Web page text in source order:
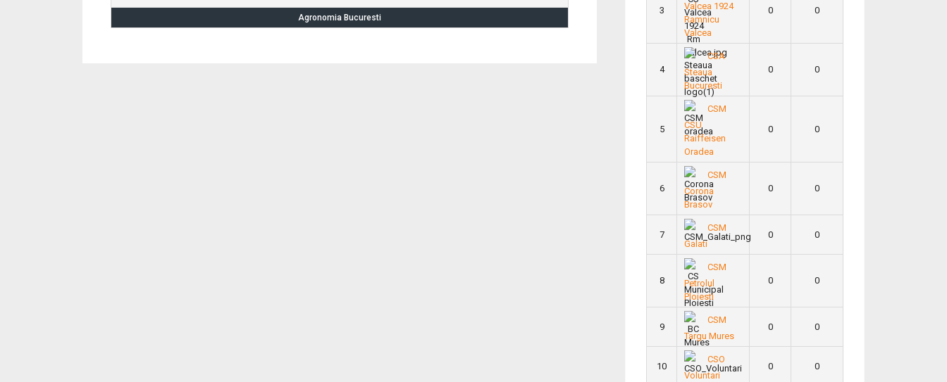
Agronomia Bucuresti
3
Valcea 1924
Ramnicu
Valcea
0 0
4
CSA
Steaua
Bucuresti
0 0
5
CSM
CSU
Raiffeisen
Oradea
0 0
6
CSM
Corona
Brasov
0 0
7
CSM
Galati
0 0
8
CSM
Petrolul
Ploiesti
0 0
9
CSM
Targu Mures
0 0
10
CSO
Voluntari
0 0